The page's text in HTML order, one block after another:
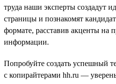
труда наши эксперты создадут
страницы и познакомят
формате, расставив акценты на
информации.
Попробуйте создать успешный
с копирайтерами hh.ru —